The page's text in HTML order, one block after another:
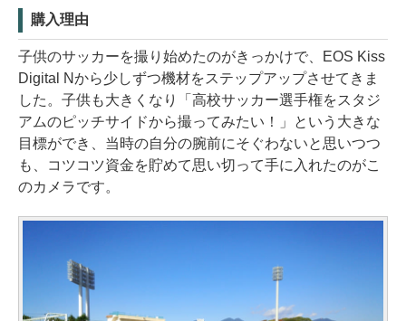
購入理由
子供のサッカーを撮り始めたのがきっかけで、EOS Kiss
Digital Nから少しずつ機材をステップアップさせてきま
した。子供も大きくなり「高校サッカー選手権をスタジ
アムのピッチサイドから撮ってみたい！」という大きな
目標ができ、当時の自分の腕前にそぐわないと思いつつ
も、コツコツ資金を貯めて思い切って手に入れたのがこ
のカメラです。